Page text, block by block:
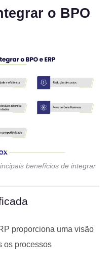
o BPO
benefícios de integrar
proporciona uma visão
os processos